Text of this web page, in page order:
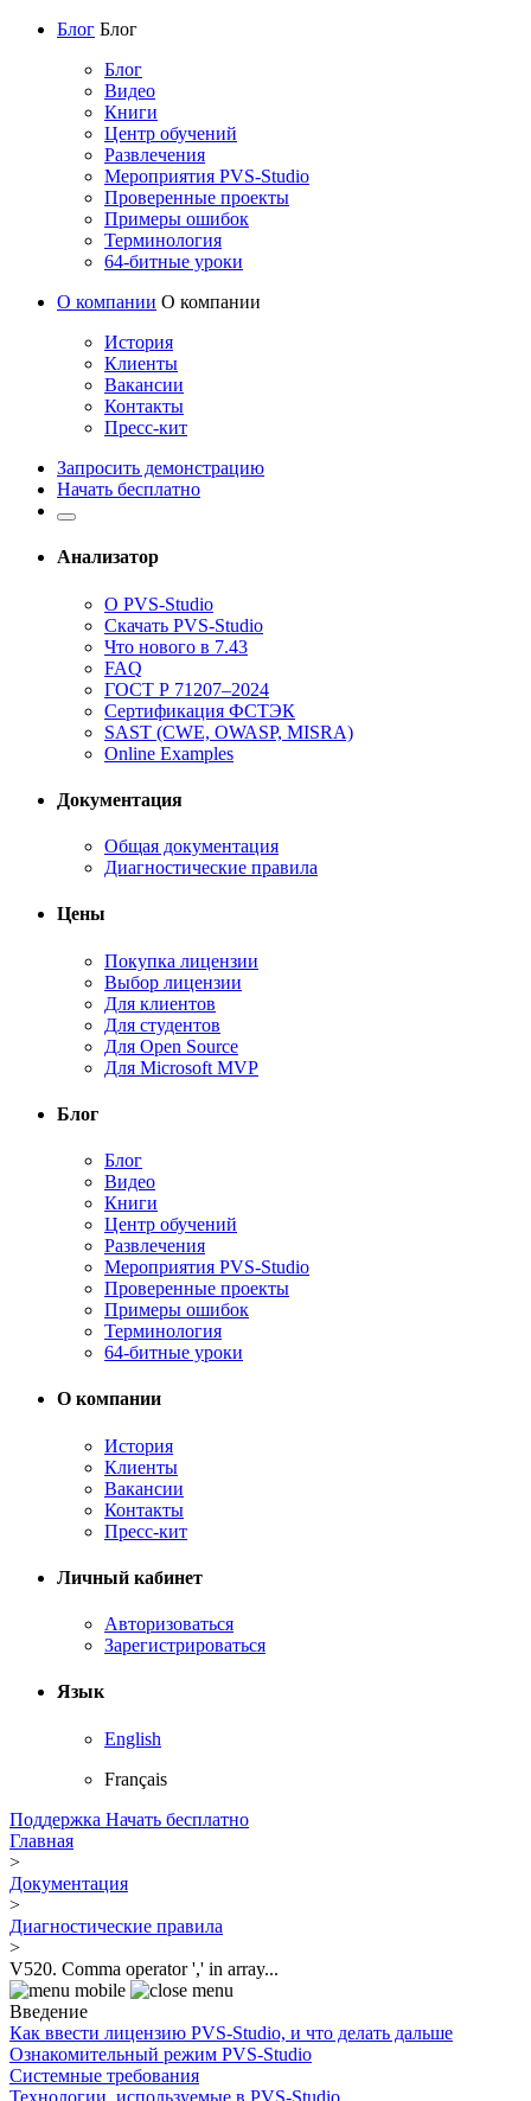
Блог Блог
Блог
Видео
Книги
Центр обучений
Развлечения
Мероприятия PVS-Studio
Проверенные проекты
Примеры ошибок
Терминология
64-битные уроки
О компании О компании
История
Клиенты
Вакансии
Контакты
Пресс-кит
Запросить демонстрацию
Начать бесплатно
Анализатор
О PVS-Studio
Скачать PVS-Studio
Что нового в 7.43
FAQ
ГОСТ Р 71207–2024
Сертификация ФСТЭК
SAST (CWE, OWASP, MISRA)
Online Examples
Документация
Общая документация
Диагностические правила
Цены
Покупка лицензии
Выбор лицензии
Для клиентов
Для студентов
Для Open Source
Для Microsoft MVP
Блог
Блог
Видео
Книги
Центр обучений
Развлечения
Мероприятия PVS-Studio
Проверенные проекты
Примеры ошибок
Терминология
64-битные уроки
О компании
История
Клиенты
Вакансии
Контакты
Пресс-кит
Личный кабинет
Авторизоваться
Зарегистрироваться
Язык
English
Français
Поддержка Начать бесплатно
Главная
>
Документация
>
Диагностические правила
>
V520. Comma operator ',' in array...
Введение
Как ввести лицензию PVS-Studio, и что делать дальше
Ознакомительный режим PVS-Studio
Системные требования
Технологии, используемые в PVS-Studio